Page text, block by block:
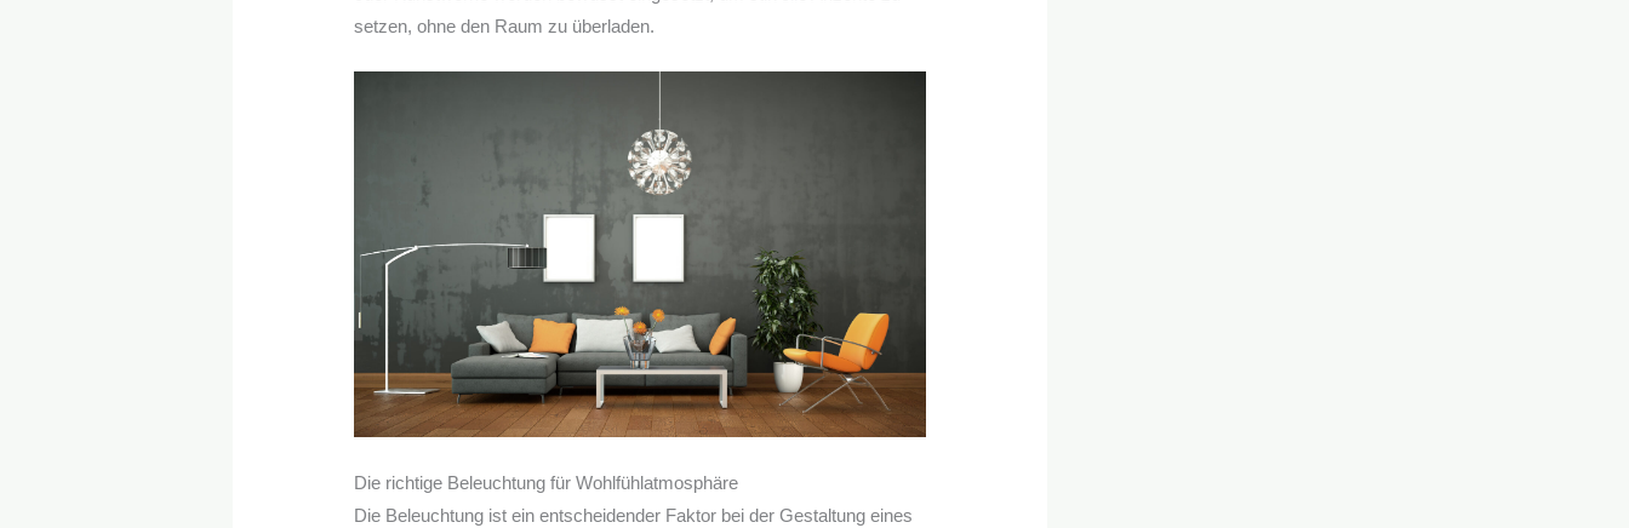
setzen, ohne den Raum zu überladen.
Die richtige Beleuchtung für Wohlfühlatmosphäre
Die Beleuchtung ist ein entscheidender Faktor bei der Gestaltung eines